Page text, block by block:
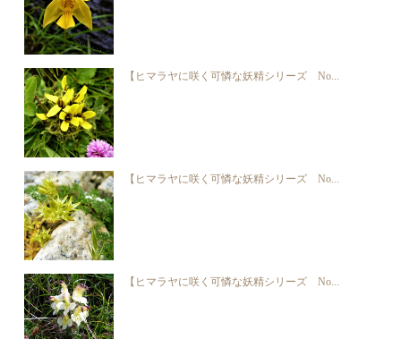
【ヒマラヤに咲く可憐な妖精シリーズ No...
【ヒマラヤに咲く可憐な妖精シリーズ No...
【ヒマラヤに咲く可憐な妖精シリーズ No...